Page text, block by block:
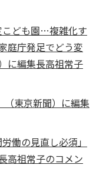
こども園…複雑化す
庭庁発足でどう変
に編集長高祖常子
（東京新聞）に編集
働の見直し必須」
高祖常子のコメン